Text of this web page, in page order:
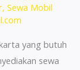
, Sewa Mobil
yang butuh
sewa